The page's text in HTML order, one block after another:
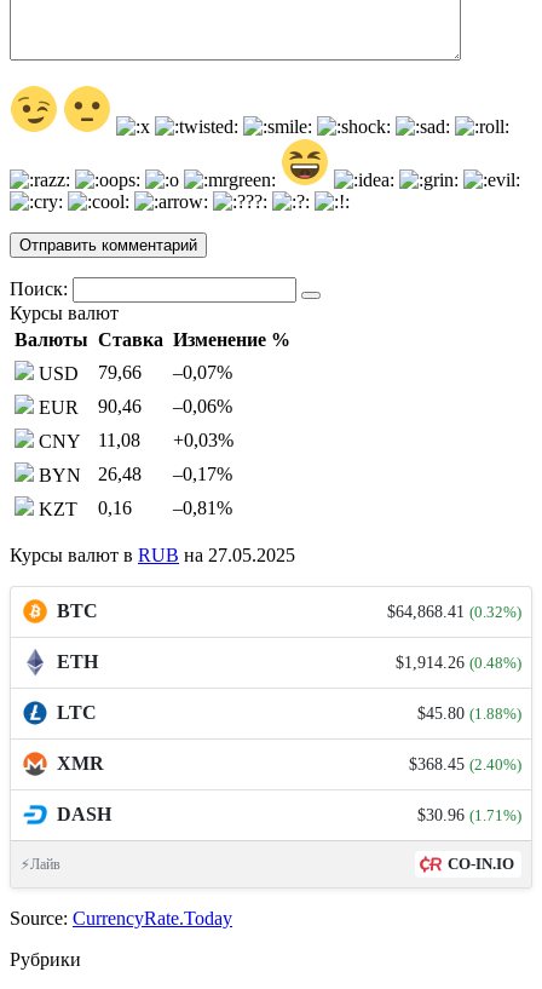
Поиск:
Курсы валют
Валюты Ставка Изменение %
USD
79,66 –0,07%
EUR
90,46 –0,06%
CNY
11,08 +0,03%
BYN
26,48 –0,17%
KZT
0,16 –0,81%
Курсы валют в RUB на 27.05.2025
BTC $64,868.41 (0.32%)
ETH $1,914.26 (0.48%)
LTC $45.80 (1.88%)
XMR $368.45 (2.40%)
DASH $30.96 (1.71%)
⚡Лайв CO-IN.IO
Source: CurrencyRate.Today
Рубрики